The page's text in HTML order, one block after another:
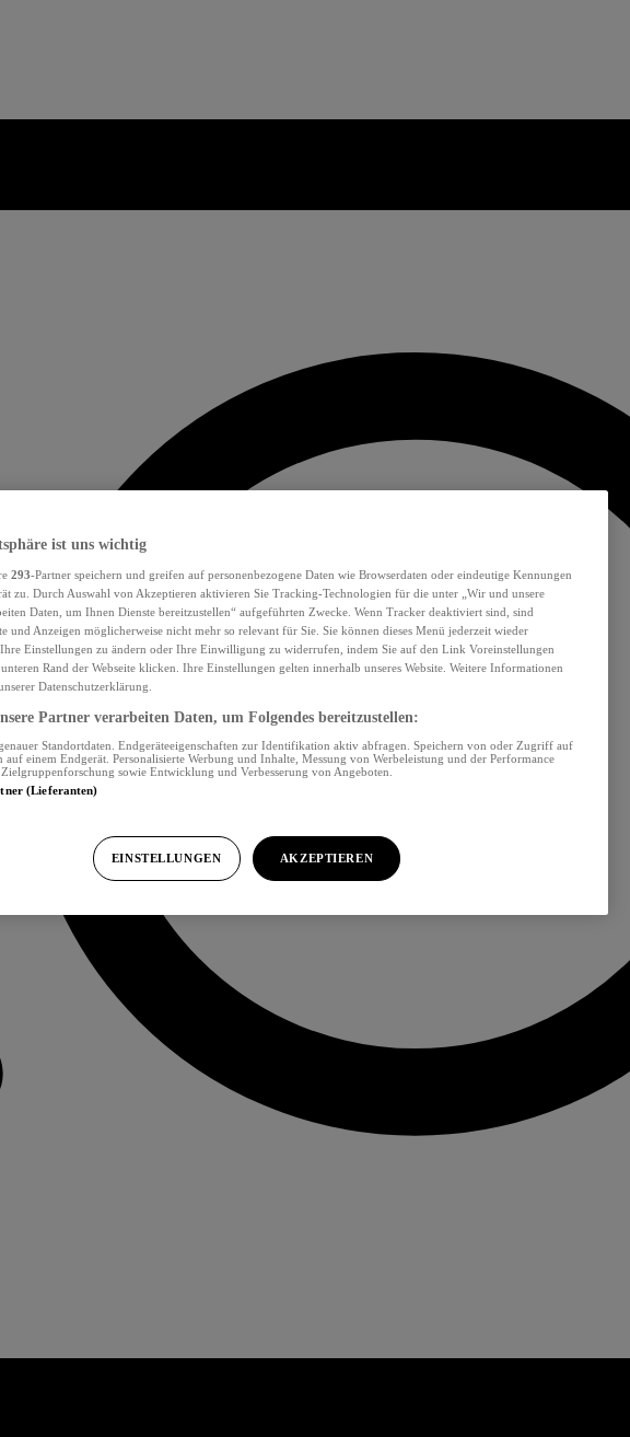
ist uns wichtig
293-Partner speichern und greifen auf personenbezogene Daten wie Browserdaten oder eindeutige Kennungen
zu. Durch Auswahl von Akzeptieren aktivieren Sie Tracking-Technologien für die unter „Wir und unsere
Daten, um Ihnen Dienste bereitzustellen“ aufgeführten Zwecke. Wenn Tracker deaktiviert sind, sind
und Anzeigen möglicherweise nicht mehr so relevant für Sie. Sie können dieses Menü jederzeit wieder
Einstellungen zu ändern oder Ihre Einwilligung zu widerrufen, indem Sie auf den Link Voreinstellungen
Rand der Webseite klicken. Ihre Einstellungen gelten innerhalb unseres Website. Weitere Informationen
Datenschutzerklärung.
Partner verarbeiten Daten, um Folgendes bereitzustellen:
Standortdaten. Endgeräteeigenschaften zur Identifikation aktiv abfragen. Speichern von oder Zugriff auf
einem Endgerät. Personalisierte Werbung und Inhalte, Messung von Werbeleistung und der Performance
sowie Entwicklung und Verbesserung von Angeboten.
(Lieferanten)
EINSTELLUNGEN AKZEPTIEREN